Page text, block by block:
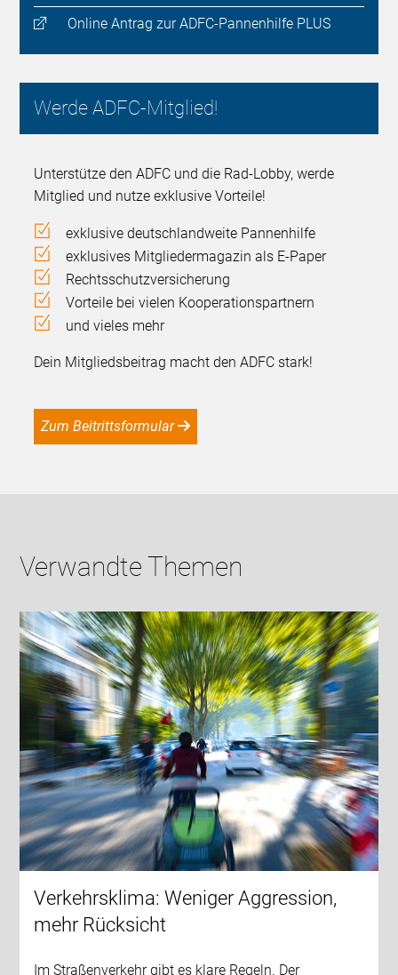
Online Antrag zur ADFC-Pannenhilfe PLUS
Werde ADFC-Mitglied!
Unterstütze den ADFC und die Rad-Lobby, werde
Mitglied und nutze exklusive Vorteile!
exklusive deutschlandweite Pannenhilfe
exklusives Mitgliedermagazin als E-Paper
Rechtsschutzversicherung
Vorteile bei vielen Kooperationspartnern
und vieles mehr
Dein Mitgliedsbeitrag macht den ADFC stark!
Zum Beitrittsformular
Verwandte Themen
Verkehrsklima: Weniger Aggression,
mehr Rücksicht
Im Straßenverkehr gibt es klare Regeln. Der